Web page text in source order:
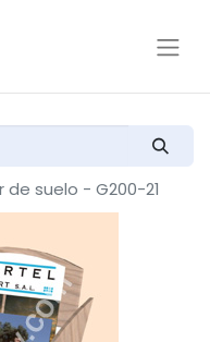
de suelo - G200-21